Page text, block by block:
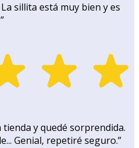
sillita está muy bien y es
”
y quedé sorprendida.
Genial, repetiré seguro.”